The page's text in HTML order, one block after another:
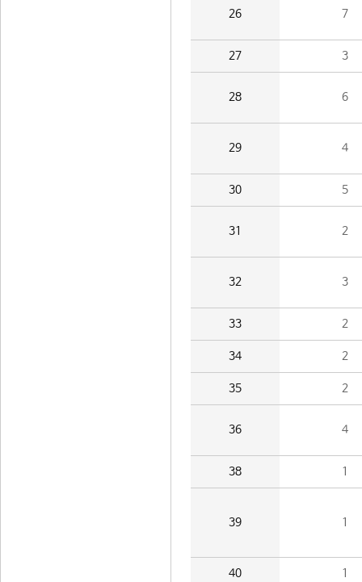
26 7
27 3
28 6
29 4
30 5
31 2
32 3
33 2
34 2
35 2
36 4
38 1
39 1
40 1